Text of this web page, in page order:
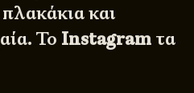
και
Το Instagram τα